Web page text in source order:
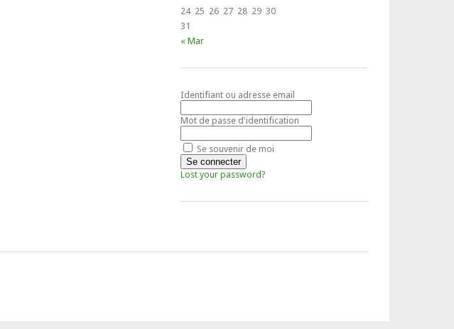
24 25 26 27 28 29 30
31
« Mar
Identifiant ou adresse email
Mot de passe d'identification
Se souvenir de moi
Lost your password?